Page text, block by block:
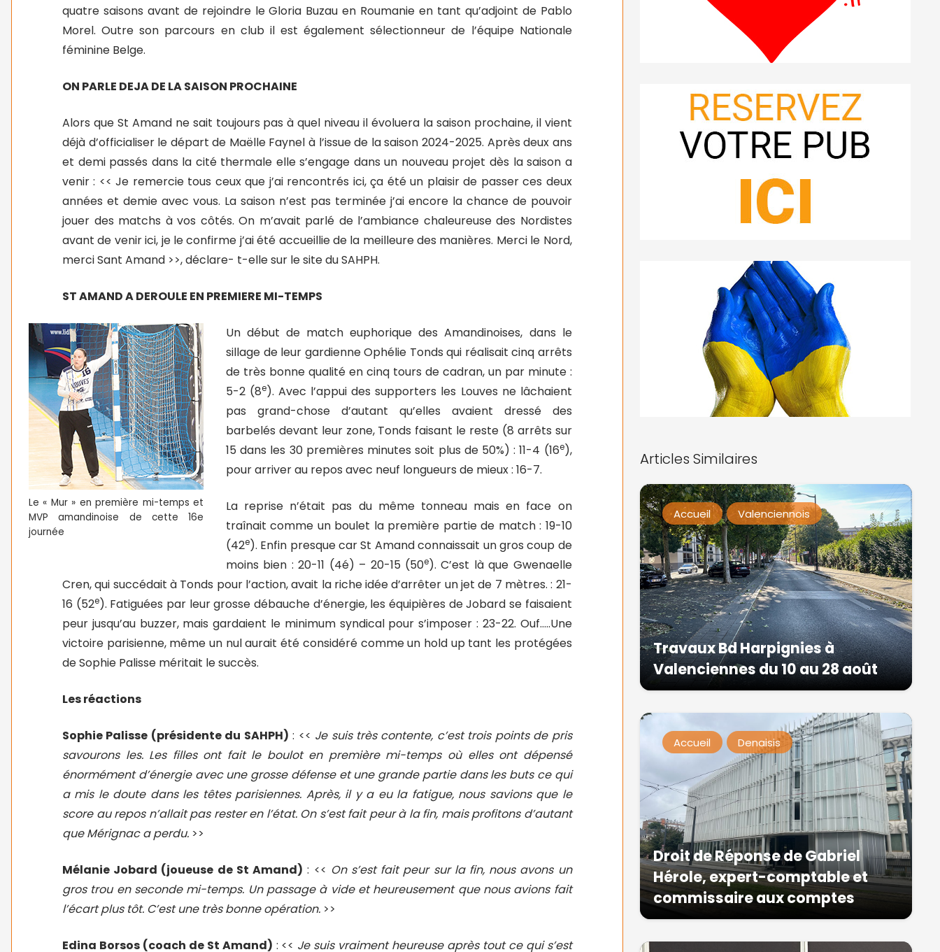
quatre saisons avant de rejoindre le Gloria Buzau en Roumanie en tant qu’adjoint de Pablo
Morel. Outre son parcours en club il est également sélectionneur de l’équipe Nationale
féminine Belge.
ON PARLE DEJA DE LA SAISON PROCHAINE
Alors que St Amand ne sait toujours pas à quel niveau il évoluera la saison prochaine, il vient
déjà d’officialiser le départ de Maëlle Faynel à l’issue de la saison 2024-2025. Après deux ans
et demi passés dans la cité thermale elle s’engage dans un nouveau projet dès la saison a
venir : << Je remercie tous ceux que j’ai rencontrés ici, ça été un plaisir de passer ces deux
années et demie avec vous. La saison n’est pas terminée j’ai encore la chance de pouvoir
jouer des matchs à vos côtés. On m’avait parlé de l’ambiance chaleureuse des Nordistes
avant de venir ici, je le confirme j’ai été accueillie de la meilleure des manières. Merci le Nord,
merci Sant Amand >>, déclare- t-elle sur le site du SAHPH.
ST AMAND A DEROULE EN PREMIERE MI-TEMPS
Le « Mur » en première mi-temps et
MVP amandinoise de cette 16e
journée
Un début de match euphorique des Amandinoises, dans le
sillage de leur gardienne Ophélie Tonds qui réalisait cinq arrêts
de très bonne qualité en cinq tours de cadran, un par minute :
5-2 (8e). Avec l’appui des supporters les Louves ne lâchaient
pas grand-chose d’autant qu’elles avaient dressé des
barbelés devant leur zone, Tonds faisant le reste (8 arrêts sur
15 dans les 30 premières minutes soit plus de 50%) : 11-4 (16e),
pour arriver au repos avec neuf longueurs de mieux : 16-7.
La reprise n’était pas du même tonneau mais en face on
traînait comme un boulet la première partie de match : 19-10
(42e). Enfin presque car St Amand connaissait un gros coup de
moins bien : 20-11 (4é) – 20-15 (50e). C’est là que Gwenaelle
Cren, qui succédait à Tonds pour l’action, avait la riche idée d’arrêter un jet de 7 mètres. : 21-
16 (52e). Fatiguées par leur grosse débauche d’énergie, les équipières de Jobard se faisaient
peur jusqu’au buzzer, mais gardaient le minimum syndical pour s’imposer : 23-22. Ouf…..Une
victoire parisienne, même un nul aurait été considéré comme un hold up tant les protégées
de Sophie Palisse méritait le succès.
Les réactions
Sophie Palisse (présidente du SAHPH) : << Je suis très contente, c’est trois points de pris
savourons les. Les filles ont fait le boulot en première mi-temps où elles ont dépensé
énormément d’énergie avec une grosse défense et une grande partie dans les buts ce qui
a mis le doute dans les têtes parisiennes. Après, il y a eu la fatigue, nous savions que le
score au repos n’allait pas rester en l’état. On s’est fait peur à la fin, mais profitons d’autant
que Mérignac a perdu. >>
Mélanie Jobard (joueuse de St Amand) : << On s’est fait peur sur la fin, nous avons un
gros trou en seconde mi-temps. Un passage à vide et heureusement que nous avions fait
l’écart plus tôt. C’est une très bonne opération. >>
Edina Borsos (coach de St Amand) : << Je suis vraiment heureuse après tout ce qui s’est
Articles Similaires
Accueil Valenciennois
Travaux Bd Harpignies à
Valenciennes du 10 au 28 août
Accueil Denaisis
Droit de Réponse de Gabriel
Hérole, expert-comptable et
commissaire aux comptes